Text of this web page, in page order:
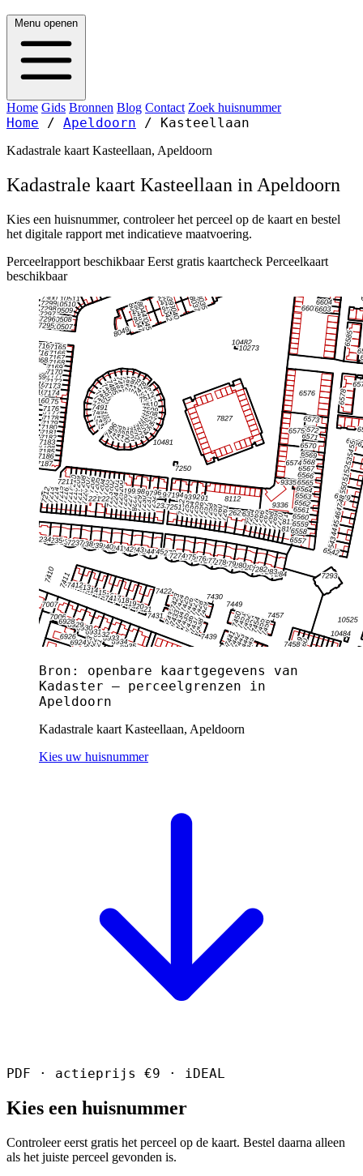
Menu openen
Home Gids Bronnen Blog Contact Zoek huisnummer
Home / Apeldoorn / Kasteellaan
Kadastrale kaart Kasteellaan, Apeldoorn
Kadastrale kaart Kasteellaan in Apeldoorn
Kies een huisnummer, controleer het perceel op de kaart en bestel
het digitale rapport met indicatieve maatvoering.
Perceelrapport beschikbaar Eerst gratis kaartcheck Perceelkaart
beschikbaar
Bron: openbare kaartgegevens van
Kadaster — perceelgrenzen in
Apeldoorn
Kadastrale kaart Kasteellaan, Apeldoorn
Kies uw huisnummer
PDF · actieprijs €9 · iDEAL
Kies een huisnummer
Controleer eerst gratis het perceel op de kaart. Bestel daarna alleen
als het juiste perceel gevonden is.